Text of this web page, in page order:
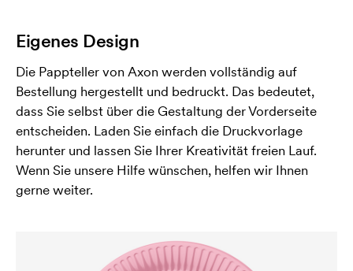
Eigenes Design
Die Pappteller von Axon werden vollständig auf
Bestellung hergestellt und bedruckt. Das bedeutet,
dass Sie selbst über die Gestaltung der Vorderseite
entscheiden. Laden Sie einfach die Druckvorlage
herunter und lassen Sie Ihrer Kreativität freien Lauf.
Wenn Sie unsere Hilfe wünschen, helfen wir Ihnen
gerne weiter.